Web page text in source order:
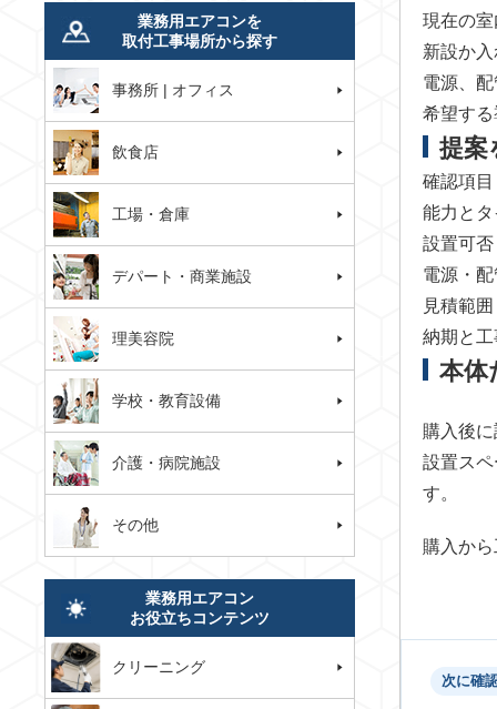
現在の
新設か
電源、
希望す
提案
確認項目
能力と
設置可否
電源・配
見積範囲
納期と
本体
購入後
設置ス
す。
購入か
次に確
業務用エアコンを
取付工事場所から探す
事務所 | オフィス
飲食店
工場・倉庫
デパート・商業施設
理美容院
学校・教育設備
介護・病院施設
その他
業務用エアコン
お役立ちコンテンツ
クリーニング